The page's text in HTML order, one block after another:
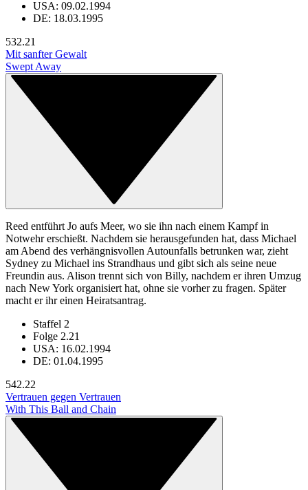
USA: 09.02.1994
DE: 18.03.1995
532.21
Mit sanfter Gewalt
Swept Away
Reed entführt Jo aufs Meer, wo sie ihn nach einem Kampf in
Notwehr erschießt. Nachdem sie herausgefunden hat, dass Michael
am Abend des verhängnisvollen Autounfalls betrunken war, zieht
Sydney zu Michael ins Strandhaus und gibt sich als seine neue
Freundin aus. Alison trennt sich von Billy, nachdem er ihren Umzug
nach New York organisiert hat, ohne sie vorher zu fragen. Später
macht er ihr einen Heiratsantrag.
Staffel 2
Folge 2.21
USA: 16.02.1994
DE: 01.04.1995
542.22
Vertrauen gegen Vertrauen
With This Ball and Chain